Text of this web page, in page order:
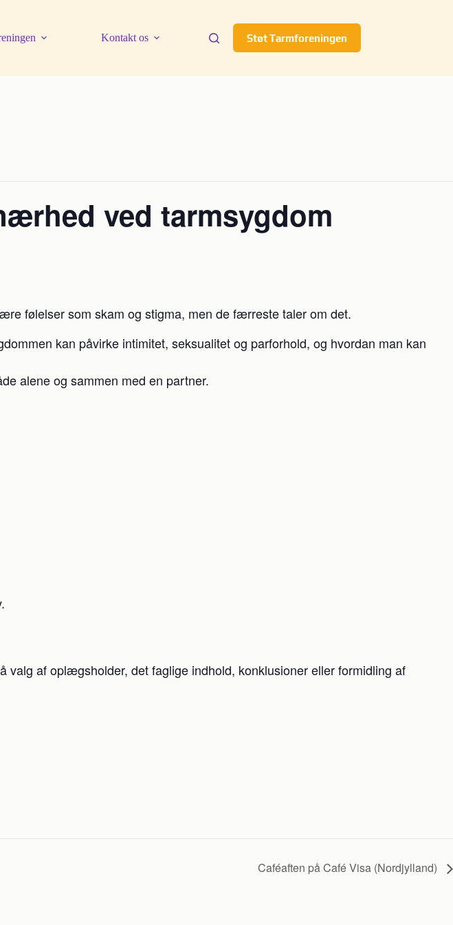
Kontakt os Støt Tarmforeningen
ved tarmsygdom
følelser som skam og stigma, men de færreste taler om det.
kan påvirke intimitet, seksualitet og parforhold, og hvordan man kan
alene og sammen med en partner.
af oplægsholder, det faglige indhold, konklusioner eller formidling af
Caféaften på Café Visa (Nordjylland)